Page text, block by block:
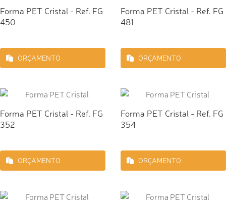
Forma PET Cristal - Ref. FG
450
ORÇAMENTO
Forma PET Cristal - Ref. FG
481
ORÇAMENTO
Forma PET Cristal - Ref. FG
352
ORÇAMENTO
Forma PET Cristal - Ref. FG
354
ORÇAMENTO